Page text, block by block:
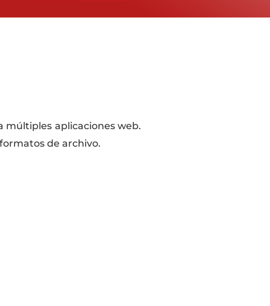
múltiples aplicaciones web.
de archivo.